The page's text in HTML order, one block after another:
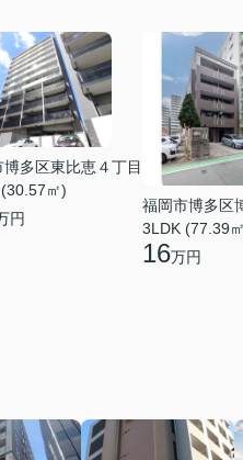
博多区東比恵４丁目
㎡)
円
福岡市博多区
3LDK (77.39
16万円